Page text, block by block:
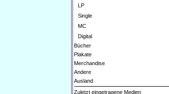
LP
Single
MC
Digital
Bücher
Plakate
Merchandise
Andere
Ausland
Zuletzt eingetragene Medien